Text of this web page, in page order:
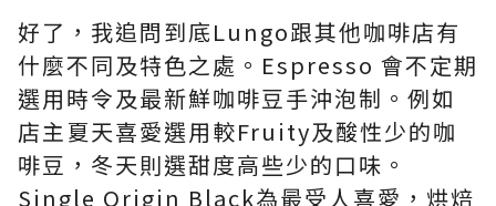
好了，我追問到底Lungo跟其他咖啡店有
什麼不同及特色之處。Espresso 會不定期
選用時令及最新鮮咖啡豆手沖泡制。例如
店主夏天喜愛選用較Fruity及酸性少的咖
啡豆，冬天則選甜度高些少的口味。
Single Origin Black為最受人喜愛，烘焙